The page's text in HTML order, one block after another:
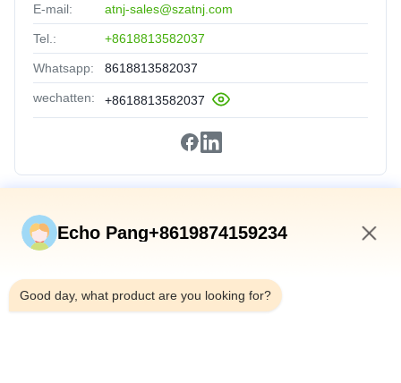
E-mail: atnj-sales@szatnj.com
Tel.: +8618813582037
Whatsapp: 8618813582037
wechatten: +8618813582037
Snelkoppelingen
Producten
Over Ons
Echo Pang+8619874159234
Good day, what product are you looking for?